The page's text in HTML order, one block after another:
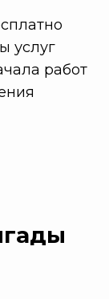
услуг
работ